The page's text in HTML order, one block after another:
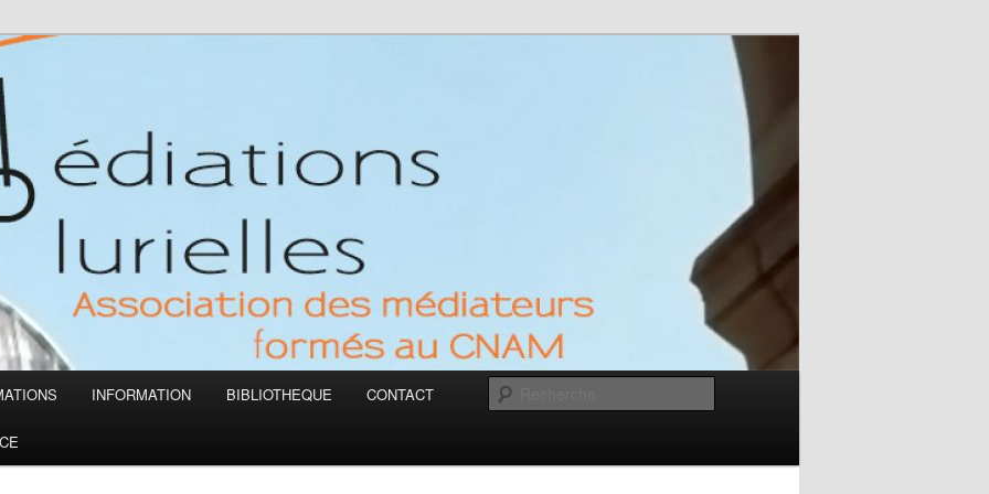
médiateurs formés au CNAM
INFORMATION BIBLIOTHEQUE CONTACT